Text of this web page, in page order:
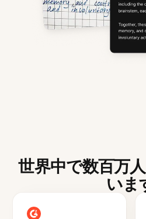
世界中で数百万
いま